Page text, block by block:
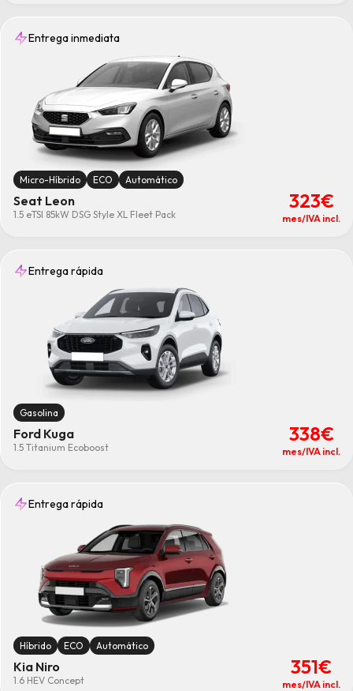
Entrega inmediata
Micro-Híbrido ECO Automático
Seat Leon
1.5 eTSI 85kW DSG Style XL Fleet Pack
323€
mes/IVA incl.
Entrega rápida
Gasolina
Ford Kuga
1.5 Titanium Ecoboost
338€
mes/IVA incl.
Entrega rápida
Híbrido ECO Automático
Kia Niro
1.6 HEV Concept
351€
mes/IVA incl.